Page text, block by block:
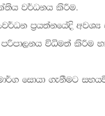
වර්ධනය කිරීම.
ප්‍රයත්නයේදි අවශ්‍ය
විධිමත් කිරීම
සොයා ගැනීමට